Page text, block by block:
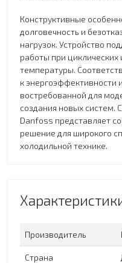
Конструктивные
долговечность и
нагрузок. Устройство
работы при
температуры.
к энергоэффективности
востребованной для
создания новых систем.
Danfoss представляет
решение для широкого
холодильной технике.
Производитель
Страна